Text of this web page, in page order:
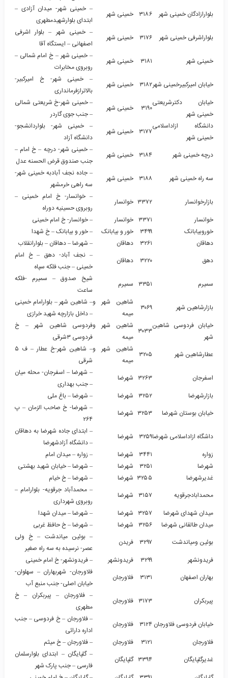
بلوارازادگان خمینی شهر
۳۱۸۶ خمینی شهر
– خمینی شهر- میدان آزادی –
ابتدای بلوارشهیدمطهری
بلواراشرفی خمینی شهر
۳۱۷۶ خمینی شهر
– خمینی شهر – بلوار اشرفی
اصفهانی – ایستگاه آقا
خمینی شهر
۳۱۸۱ خمینی شهر
– خمینی شهر – خ امام شمالی –
روبروی مخابرات
خیابان امیرکبیرخمینی شهر۳۱۸۲ خمینی شهر
– خمینی شهر- خ امیرکبیر-
بالاترازفرمانداری
خیابان دکترشریعتی
خمینی شهر
۳۱۹۰ خمینی شهر
– خمینی شهر-خ شریعتی شمالی
– جنب جوی گاردر
دانشگاه ازاداسلامی
خمینی شهر
۳۱۷۷ خمینی شهر
– خمینی شهر- بلواردانشجو-
دانشگاه آزاد
درچه خمینی شهر
۳۱۸۴ خمینی شهر
– خمینی شهر- درچه – خ امام –
جنب صندوق قرض الحسنه عدل
سه راه خمینی شهر
۳۱۸۸ خمینی شهر
– جاده نجف آبادبه خمینی شهر-
سه راهی خرمشهر
بازارخوانسار
۳۳۷۲ خوانسار
– خوانسار- خ امام خمینی –
روبروی حسینیه دوراه
خوانسار
۳۳۷۱ خوانسار
– خوانسار- خ امام خمینی
خوروبیابانک
۳۴۹۹ خور و بیابانک
– خور و بیابانک – خ شهدا
دهاقان
۳۲۶۱ دهاقان
– شهرضا – دهاقان – بلوارانقلاب
دهق
۳۲۲۰ دهاقان
– نجف آباد- دهق – خ امام
خمینی – جنب فلکه سپاه
سمیرم
۳۳۵۱ سمیرم
شیخ صدوق – سمیرم -فلکه
ساعت
بازارشاهین شهر
۳۰۶۹
شاهین شهر و
میمه
– شاهین شهر – بلوارامام خمینی
– داخل بازارچه شهید خرازی
خیابان فردوسی شاهین
شهر
۳۰۳۳
شاهین شهر و
میمه
فردوسی شاهین شهر – خ
فردوسی ۳شرقی
عطارشاهین شهر
۳۲۰۵
شاهین شهر و
میمه
– شاهین شهر-خ عطار – ف ۵
شرقی
اسفرجان
۳۲۶۳ شهرضا
– شهرضا – اسفرجان- محله میان
– جنب بهداری
بازارشهرضا
۳۲۵۲ شهرضا
– شهرضا – باغ ملی
خیابان بوستان شهرضا
۳۲۵۳ شهرضا
– شهرضا- خ صاحب الزمان – پ
۲۶۴
داشگاه ازاداسلامی شهرضا۳۲۵۹ شهرضا
– ابتدای جاده شهرضا به دهاقان
– دانشگاه آزادشهرضا
زواره
۳۴۴۱ شهرضا
– زواره – میدان امام
شهرضا
۳۲۵۱ شهرضا
– شهرضا – خیابان شهید بهشتی
غدیرشهرضا
۳۲۵۵ شهرضا
– شهرضا – خ خیام
محمدابادجرقویه
۳۱۵۷ شهرضا
– محمدآباد جرقویه- بلوارامام –
روبروی شهرداری
میدان شهدای شهرضا
۳۲۵۷ شهرضا
– شهرضا – میدان شهدا
میدان طالقانی شهرضا
۳۲۵۶ شهرضا
– شهرضا – خ حافظ غربی
بوئین ومیاندشت
۳۲۹۷ فریدن
– بوئین میاندشت – خ ولی
عصر- نرسیده به سه راه صغیر
فریدونشهر
۳۲۹۹ فریدونشهر
– فریدونشهر- خ امام خمینی
بهاران اصفهان
۳۱۳۱ فلاورجان
فلاورجان- شهربهاران – سهلوان-
خیابان اصلی- جنب منبع آب
پیربکران
۳۱۷۳ فلاورجان
– فلاورجان – پیربکران – خ
مطهری
خیابان فردوسی فلاورجان ۳۱۲۴ فلاورجان
– فلاورجان – خ فردوسی – جنب
اداره دارائی
فلاورجان
۳۱۲۱ فلاورجان
– فلاورجان – خ میثم
غدیرگلپایگان
۳۳۹۴ گلپایگان
– گلپایگان – ابتدای بلوارسلمان
فارسی – جنب پارک شهر